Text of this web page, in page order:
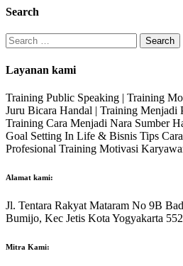
Search
Search
for:
Layanan kami
Training Public Speaking | Training
Juru Bicara Handal | Training Menjadi
Training Cara Menjadi Nara Sumber
Goal Setting In Life & Bisnis Tips
Profesional Training Motivasi
Alamat kami:
Jl. Tentara Rakyat Mataram No 9B
Bumijo, Kec Jetis Kota Yogyakarta
Mitra Kami: